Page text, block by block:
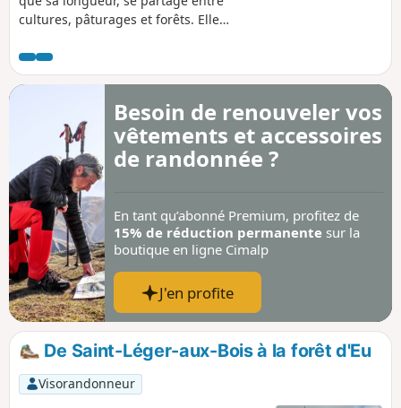
cultures, pâturages et forêts. Elle
seulement de plusieurs châteaux et
monuments religieux, mais aussi celle
d'Aumale, avec sa mairie et sa
majestueuse église, méritent aussi une
petite flânerie supplémentaire.
Besoin de renouveler vos
vêtements et accessoires
de randonnée ?
En tant qu’abonné Premium, profitez de
15% de réduction permanente sur la
boutique en ligne Cimalp
J'en profite
De Saint-Léger-aux-Bois à la forêt d'Eu
Visorandonneur